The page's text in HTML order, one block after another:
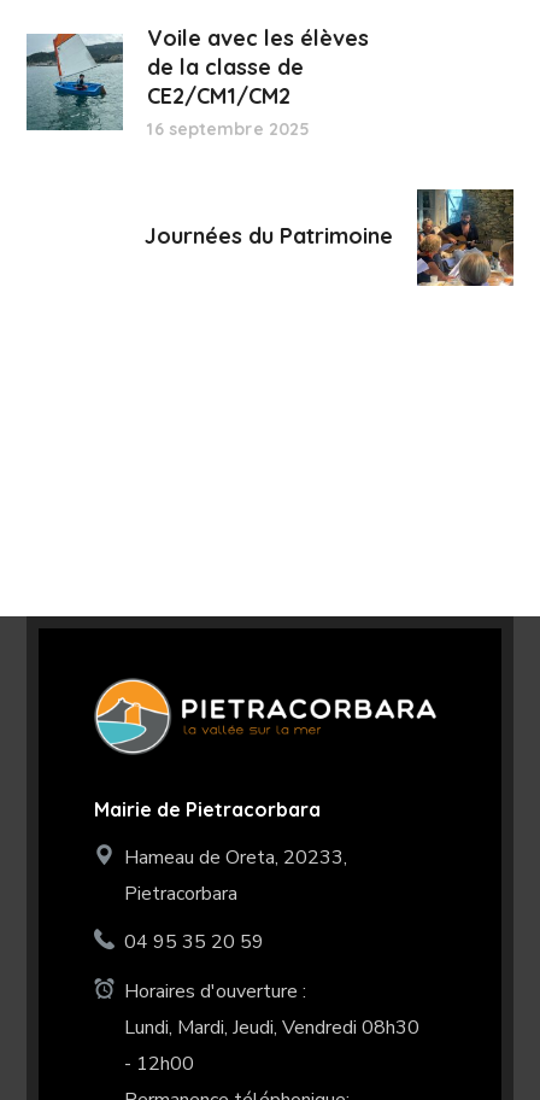
Voile avec les élèves
de la classe de
CE2/CM1/CM2
16 septembre 2025
Journées du Patrimoine
Mairie de Pietracorbara
Hameau de Oreta, 20233,
Pietracorbara
04 95 35 20 59
Horaires d'ouverture :
Lundi, Mardi, Jeudi, Vendredi 08h30
- 12h00